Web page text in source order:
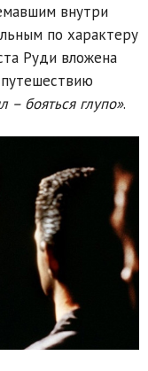
внутри
по характеру
Руди вложена
– бояться глупо».